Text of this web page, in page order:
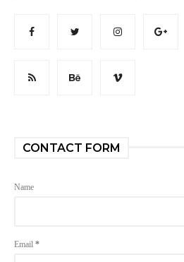
CONTACT FORM
Name
Email *